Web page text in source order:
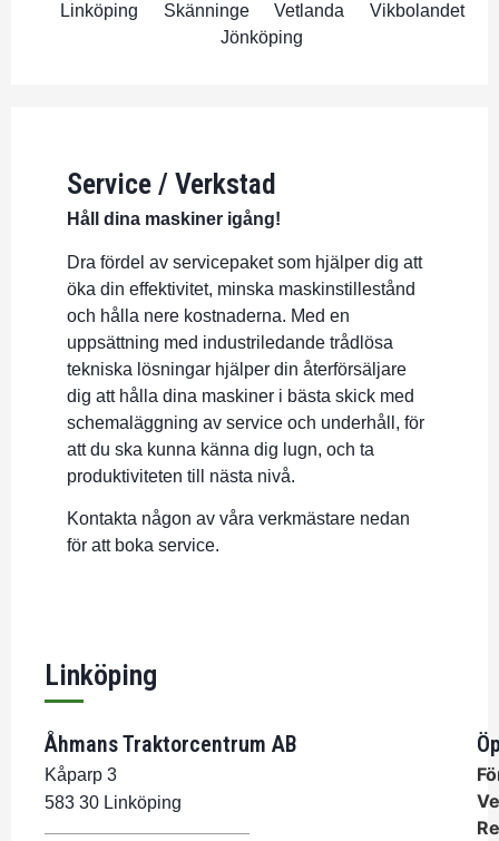
Linköping Skänninge Vetlanda
Vikbolandet
Jönköping
Service / Verkstad
Håll dina maskiner igång!
Dra fördel av servicepaket som hjälper dig att
öka din effektivitet, minska maskinstillestånd
och hålla nere kostnaderna. Med en
uppsättning med industriledande trådlösa
tekniska lösningar hjälper din återförsäljare
dig att hålla dina maskiner i bästa skick med
schemaläggning av service och underhåll, för
att du ska kunna känna dig lugn, och ta
produktiviteten till nästa nivå.
Kontakta någon av våra verkmästare nedan
för att boka service.
Linköping
Åhmans Traktorcentrum AB
Kåparp 3
583 30 Linköping